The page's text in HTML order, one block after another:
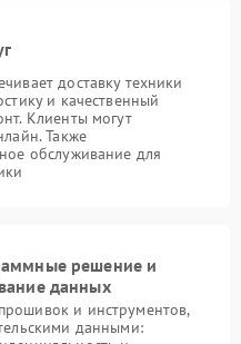
доставку техники
и качественный
Клиенты могут
Также
обслуживание для
решение и
данных
и инструментов,
данными: